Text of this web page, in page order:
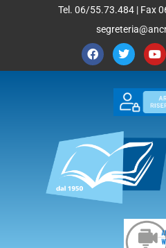
Tel. 06/55.73.484 | Fax